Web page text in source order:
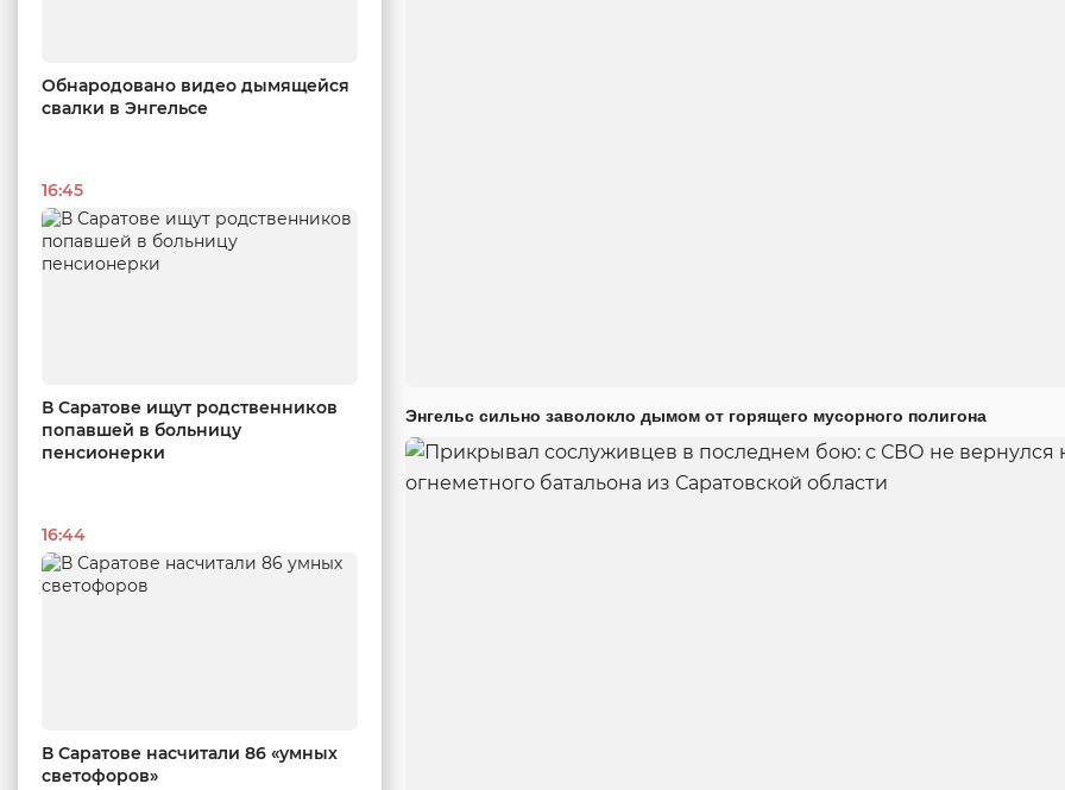
Обнародовано видео дымящейся
свалки в Энгельсе
16:45
В Саратове ищут родственников
попавшей в больницу
пенсионерки
16:44
В Саратове насчитали 86 «умных
светофоров»
Энгельс сильно заволокло дымом от горящего мусорного полигона